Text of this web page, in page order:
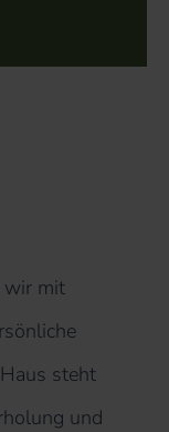
wir mit
steht
und